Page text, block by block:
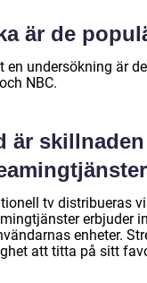
är de
en undersökning är
NBC.
är
tv distribueras
erbjuder
enheter.
att titta på sitt